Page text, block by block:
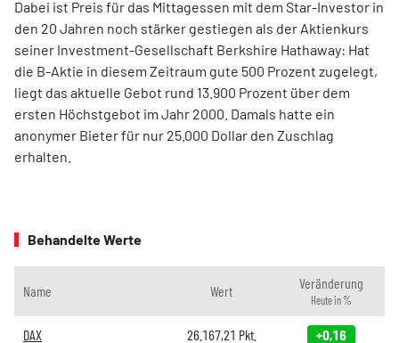
Dabei ist Preis für das Mittagessen mit dem Star-Investor in
den 20 Jahren noch stärker gestiegen als der Aktienkurs
seiner Investment-Gesellschaft Berkshire Hathaway: Hat
die B-Aktie in diesem Zeitraum gute 500 Prozent zugelegt,
liegt das aktuelle Gebot rund 13.900 Prozent über dem
ersten Höchstgebot im Jahr 2000. Damals hatte ein
anonymer Bieter für nur 25.000 Dollar den Zuschlag
erhalten.
Behandelte Werte
Name Wert Veränderung
Heute in %
DAX 26.167,21 Pkt. +0,16